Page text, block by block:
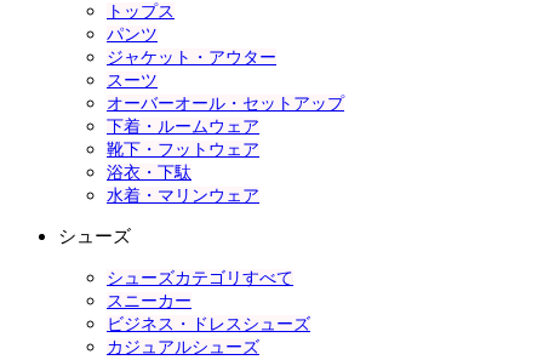
トップス
パンツ
ジャケット・アウター
スーツ
オーバーオール・セットアップ
下着・ルームウェア
靴下・フットウェア
浴衣・下駄
水着・マリンウェア
シューズ
シューズカテゴリすべて
スニーカー
ビジネス・ドレスシューズ
カジュアルシューズ